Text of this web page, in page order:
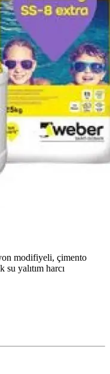
modifiyeli, çimento
yalıtım harcı